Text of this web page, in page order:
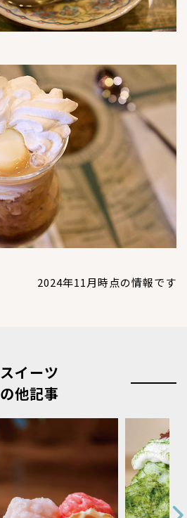
2024年11月時点の情報です
スイーツ
の他記事